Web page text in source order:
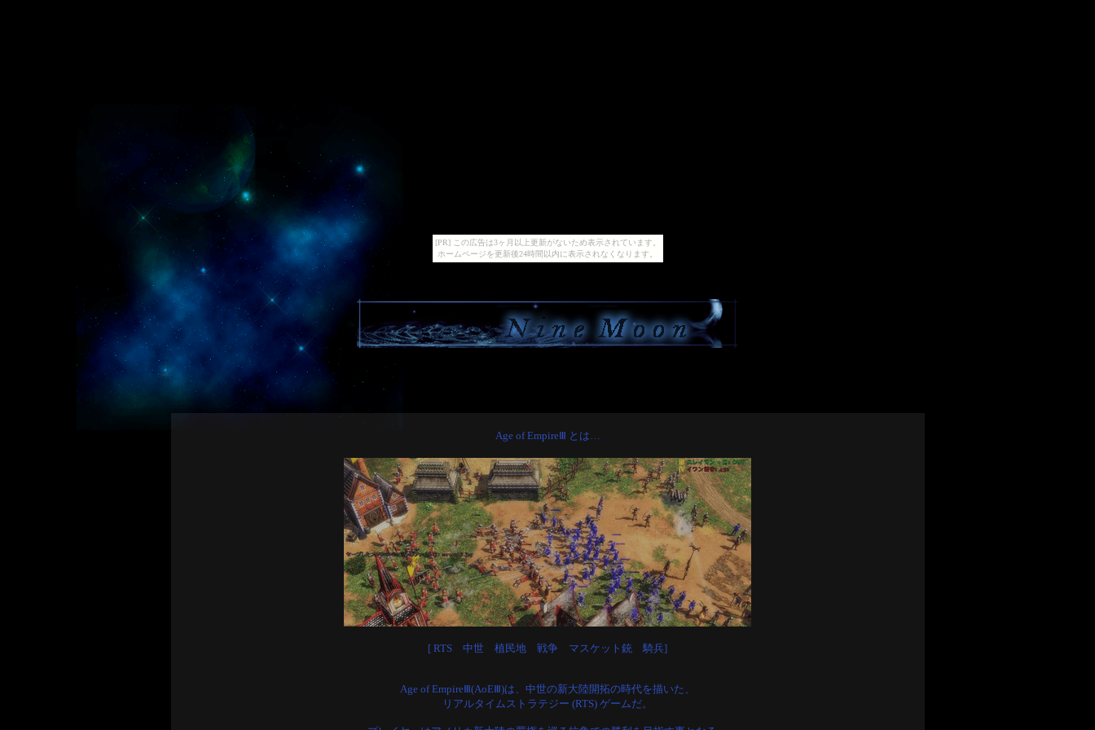
[PR] この広告は3ヶ月以上更新がないため表示されています。
ホームページを更新後24時間以内に表示されなくなります。
Age of EmpireⅢ とは…
[ RTS 中世 植民地 戦争 マスケット銃 騎兵]
Age of EmpireⅢ(AoEⅢ)は、中世の新大陸開拓の時代を描いた、
リアルタイムストラテジー (RTS) ゲームだ。